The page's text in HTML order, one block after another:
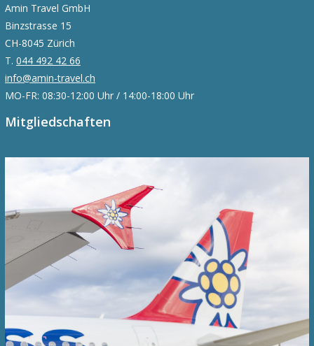
Amin Travel GmbH
Binzstrasse 15
CH-8045 Zürich
T. 044 492 42 66
info@amin-travel.ch
MO-FR: 08:30-12:00 Uhr / 14:00-18:00 Uhr
Mitgliedschaften